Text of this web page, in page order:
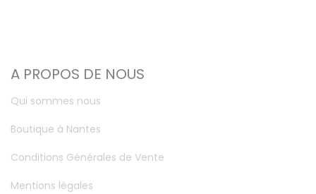
A PROPOS DE NOUS
Qui sommes nous
Boutique à Nantes
Conditions Générales de Vente
Mentions légales